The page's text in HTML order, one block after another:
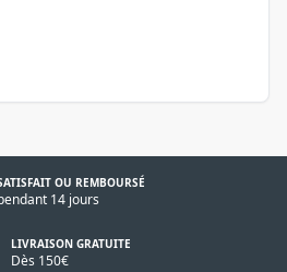
OU REMBOURSÉ
14 jours
LIVRAISON GRATUITE
Dès 150€